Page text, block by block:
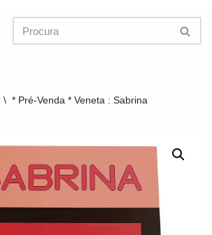
\ * Pré-Venda * Veneta : Sabrina